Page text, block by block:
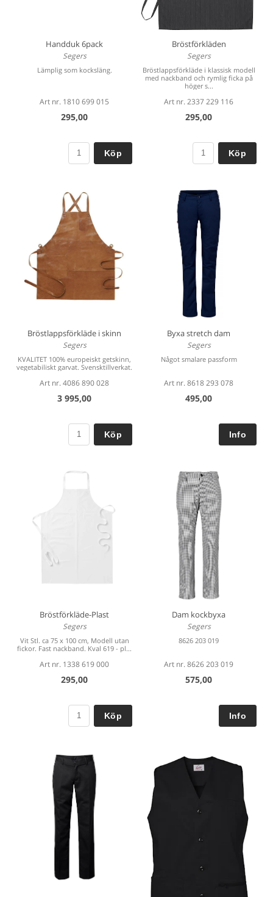
Handduk 6pack
Segers
Lämplig som kocksläng.
Art nr. 1810 699 015
295,00
Köp
Bröstförkläden
Segers
Bröstlappsförkläde i klassisk modell
med nackband och rymlig ficka på
höger s...
Art nr. 2337 229 116
295,00
Köp
Bröstlappsförkläde i skinn
Segers
KVALITET 100% europeiskt getskinn,
vegetabiliskt garvat. Svensktillverkat.
Art nr. 4086 890 028
3 995,00
Köp
Byxa stretch dam
Segers
Något smalare passform
Art nr. 8618 293 078
495,00
Bröstförkläde-Plast
Segers
Vit Stl. ca 75 x 100 cm, Modell utan
fickor. Fast nackband. Kval 619 - pl...
Art nr. 1338 619 000
295,00
Köp
Dam kockbyxa
Segers
8626 203 019
Art nr. 8626 203 019
575,00